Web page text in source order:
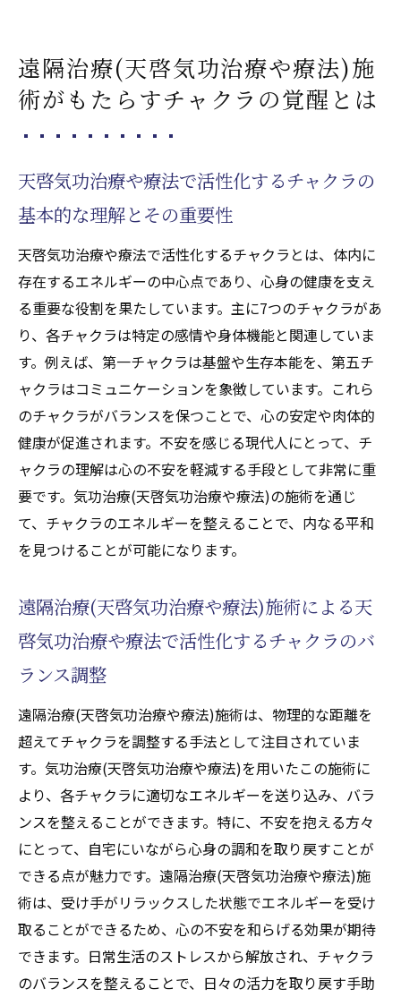
遠隔治療(天啓気功治療や療法)施術による気
功治療(天啓気功治療や療法)効果を最大化す
る技
療や療法)のテクニック
気功治療(天啓気功治療や療法)で心身のリフ
レッシュを図る方法
どこでも手軽にできる気功治療(天啓気功治
療や療法)の呼吸法
気功治療(天啓気功治療や療法)の効果を持続
させるためのポイント
遠隔治療(天啓気功治療や療法)施
術がもたらすチャクラの覚醒とは
天啓気功治療や療法で活性化するチャクラの
基本的な理解とその重要性
天啓気功治療や療法で活性化するチャクラとは、体内に
存在するエネルギーの中心点であり、心身の健康を支え
る重要な役割を果たしています。主に7つのチャクラがあ
り、各チャクラは特定の感情や身体機能と関連していま
す。例えば、第一チャクラは基盤や生存本能を、第五チ
ャクラはコミュニケーションを象徴しています。これら
のチャクラがバランスを保つことで、心の安定や肉体的
健康が促進されます。不安を感じる現代人にとって、チ
ャクラの理解は心の不安を軽減する手段として非常に重
要です。気功治療(天啓気功治療や療法)の施術を通じ
て、チャクラのエネルギーを整えることで、内なる平和
を見つけることが可能になります。
遠隔治療(天啓気功治療や療法)施術による天
啓気功治療や療法で活性化するチャクラのバ
ランス調整
遠隔治療(天啓気功治療や療法)施術は、物理的な距離を
超えてチャクラを調整する手法として注目されていま
す。気功治療(天啓気功治療や療法)を用いたこの施術に
より、各チャクラに適切なエネルギーを送り込み、バラ
ンスを整えることができます。特に、不安を抱える方々
にとって、自宅にいながら心身の調和を取り戻すことが
できる点が魅力です。遠隔治療(天啓気功治療や療法)施
術は、受け手がリラックスした状態でエネルギーを受け
取ることができるため、心の不安を和らげる効果が期待
できます。日常生活のストレスから解放され、チャクラ
のバランスを整えることで、日々の活力を取り戻す手助